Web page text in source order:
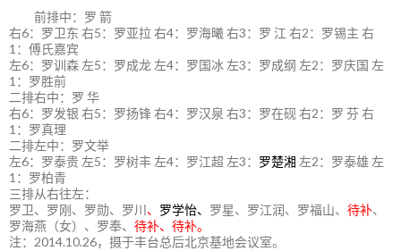
前排中：罗 箭
右6：罗卫东 右5：罗亚拉 右4：罗海曦 右3：罗 江 右2：罗锡主 右
1：傅氏嘉宾
左6：罗训森 左5：罗成龙 左4：罗国冰 左3：罗成纲 左2：罗庆国 左
1：罗胜前
二排右中：罗 华
右6：罗发银 右5：罗扬锋 右4：罗汉泉 右3：罗在砚 右2：罗 芬 右
1：罗真理
二排左中：罗文举
左6：罗泰贵 左5：罗树丰 左4：罗江超 左3： 罗楚湘 左2：罗泰雄 左
1：罗柏青
三排从右往左：
罗卫、罗刚、罗勋、罗川 、 罗学怡、 罗星、罗江润、罗福山、 待补、
罗海燕（女）、罗奉、 待补、待补。
注：2014.10.26，摄于丰台总后北京基地会议室。